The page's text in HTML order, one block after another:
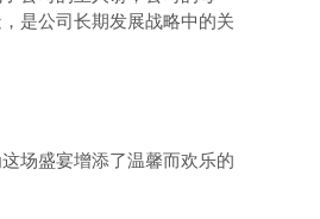
是公司长期发展战略中的关
场盛宴增添了温馨而欢乐的